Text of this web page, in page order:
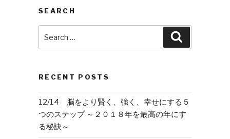
SEARCH
for:
RECENT POSTS
12/14 脳をより賢く、強く、幸せにする５
つのステップ ～２０１８年を最高の年にす
る秘訣～